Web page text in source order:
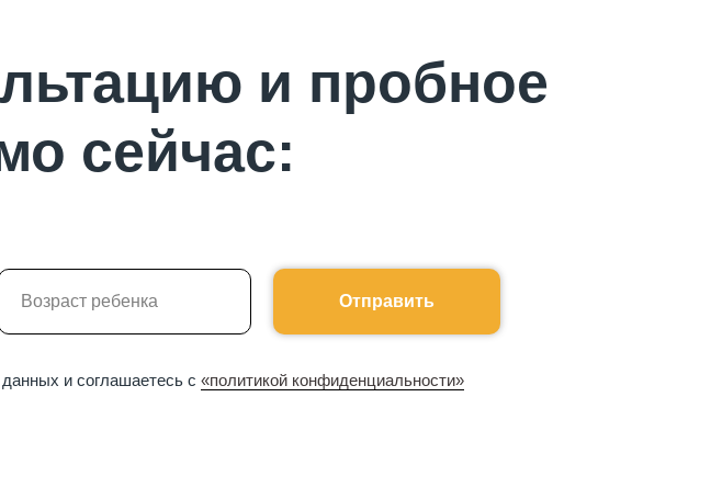
и пробное
сейчас:
Отправить
и соглашаетесь c «политикой конфиденциальности»